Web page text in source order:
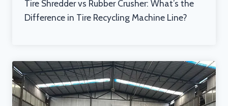
Tire Shredder vs Rubber Crusher: What’s the
Difference in Tire Recycling Machine Line?